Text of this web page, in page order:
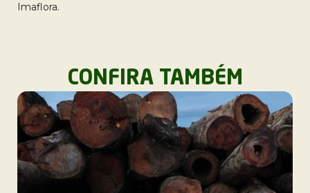
Imaflora.
CONFIRA TAMBÉM